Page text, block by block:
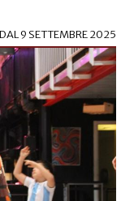
DAL9 SETTEMBRE 2025